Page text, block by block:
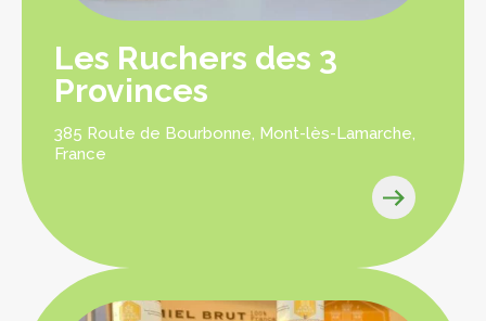
Les Ruchers des 3
Provinces
385 Route de Bourbonne, Mont-lès-Lamarche,
France